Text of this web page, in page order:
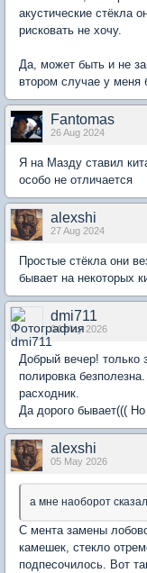
акустические стёкла
рисковать не хочу.
Да, может быть и не
втором случае у меня
Fantomas
26 Aug 2024
Я на Мазду ставил
особо не отличается
alexshi
27 Aug 2024
Простые стёкла они
бывает на некоторых
dmi711
04 May 2026
Добрый вечер! только
полировка
расходник.
Да дорого бывает(((
alexshi
05 May 2026
а мне наоборот
С мента замены
камешек, стекло
подпесочилось. Вот